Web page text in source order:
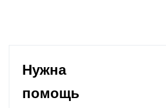
Нужна
помощь